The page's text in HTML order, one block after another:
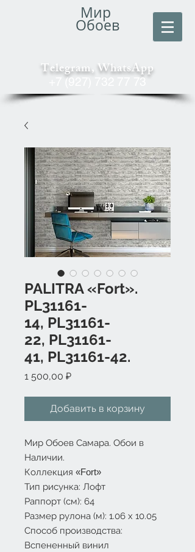
Мир
Обоев
Telegram, WhatsApp
+7 (927) 732 77 73
PALITRA «Fort».
PL31161-
14, PL31161-
22, PL31161-
41, PL31161-42.
1 500,00 ₽Цена
Добавить в корзину
Мир Обоев Самара. Обои в
Наличии.
Коллекция «Fort»
Тип рисунка: Лофт
Раппорт (см): 64
Размер рулона (м): 1.06 х 10.05
Способ производства:
Вспененный винил